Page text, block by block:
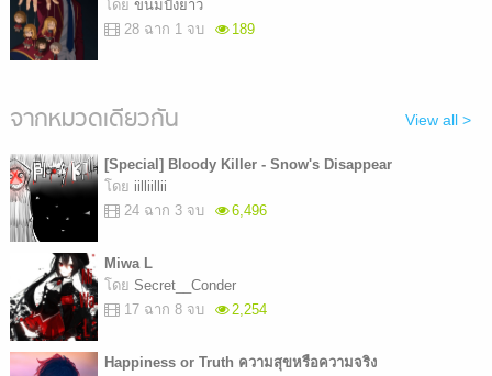
โดย ขนมปังยาว
28 ฉาก 1 จบ
189
จากหมวดเดียวกัน View all >
[Special] Bloody Killer - Snow's Disappear
โดย iilliillii
24 ฉาก 3 จบ
6,496
Miwa L
โดย Secret__Conder
17 ฉาก 8 จบ
2,254
Happiness or Truth ความสุขหรือความจริง